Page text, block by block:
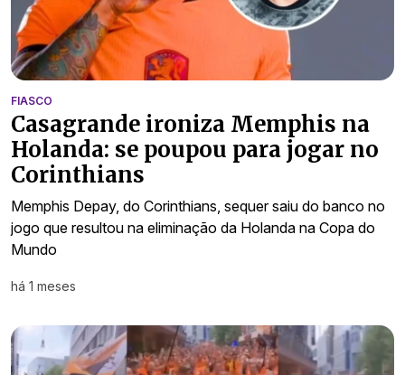
FIASCO
Casagrande ironiza Memphis na
Holanda: se poupou para jogar no
Corinthians
Memphis Depay, do Corinthians, sequer saiu do banco no
jogo que resultou na eliminação da Holanda na Copa do
Mundo
há 1 meses